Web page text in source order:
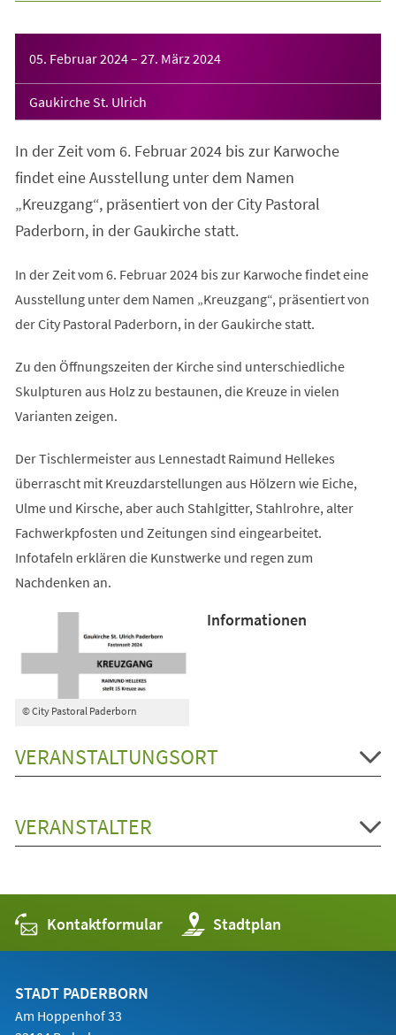
05. Februar 2024– 27. März 2024
Gaukirche St. Ulrich
In der Zeit vom 6. Februar 2024 bis zur Karwoche
findet eine Ausstellung unter dem Namen
„Kreuzgang“, präsentiert von der City Pastoral
Paderborn, in der Gaukirche statt.
In der Zeit vom 6. Februar 2024 bis zur Karwoche findet eine
Ausstellung unter dem Namen „Kreuzgang“, präsentiert von
der City Pastoral Paderborn, in der Gaukirche statt.
Zu den Öffnungszeiten der Kirche sind unterschiedliche
Skulpturen aus Holz zu bestaunen, die Kreuze in vielen
Varianten zeigen.
Der Tischlermeister aus Lennestadt Raimund Hellekes
überrascht mit Kreuzdarstellungen aus Hölzern wie Eiche,
Ulme und Kirsche, aber auch Stahlgitter, Stahlrohre, alter
Fachwerkpfosten und Zeitungen sind eingearbeitet.
Infotafeln erklären die Kunstwerke und regen zum
Nachdenken an.
© City Pastoral Paderborn
Informationen
VERANSTALTUNGSORT
VERANSTALTER
Kontaktformular Stadtplan
(Öffnet
in
einem
STADT PADERBORN
Am Hoppenhof 33